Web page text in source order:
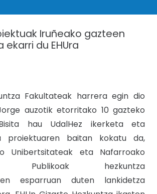
Iruñeako gazteen
du EHUra
Fakultateak harrera egin dio
auzotik etorritako 10 gazteko
hau UdalHez ikerketa eta
proiektuaren baitan kokatu da,
Unibertsitateak eta Nafarroako
Publikoak hezkuntza
esparruan duten lankidetza